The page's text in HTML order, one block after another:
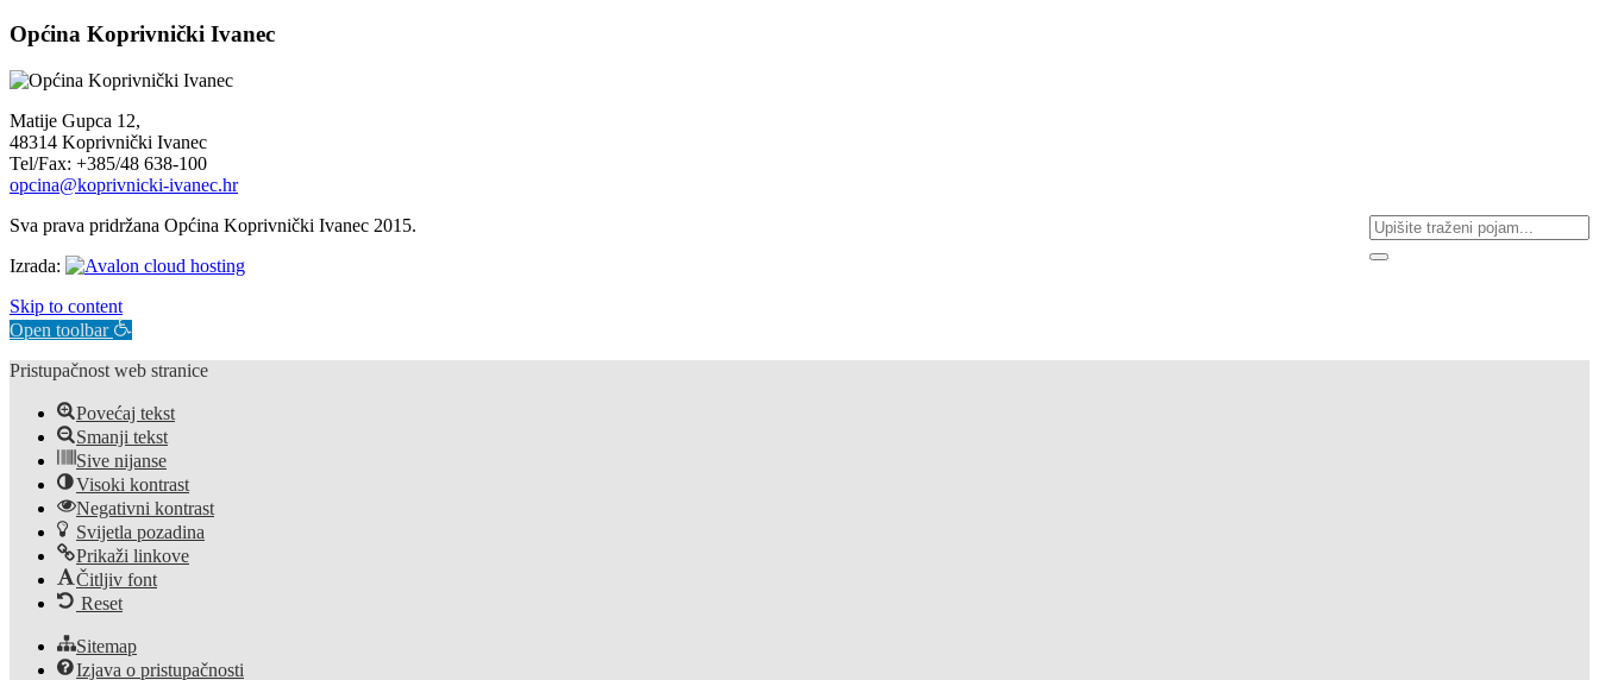
Općina Koprivnički Ivanec
Matije Gupca 12,
48314 Koprivnički Ivanec
Tel/Fax: +385/48 638-100
opcina@koprivnicki-ivanec.hr
Sva prava pridržana Općina Koprivnički Ivanec 2015.
Izrada:
Skip to content
Open toolbar
Pristupačnost web stranice
Povećaj tekst
Smanji tekst
Sive nijanse
Visoki kontrast
Negativni kontrast
Svijetla pozadina
Prikaži linkove
Čitljiv font
Reset
Sitemap
Izjava o pristupačnosti